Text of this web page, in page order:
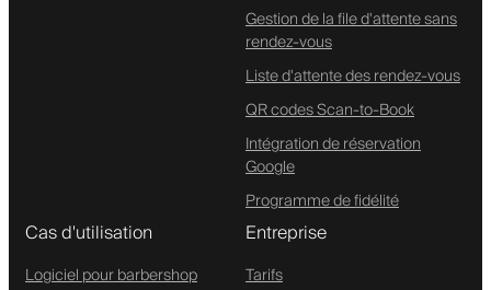
Gestion de la file d'attente sans
rendez-vous
Liste d'attente des rendez-vous
QR codes Scan-to-Book
Intégration de réservation
Google
Programme de fidélité
Cas d'utilisation
Logiciel pour barbershop
Entreprise
Tarifs